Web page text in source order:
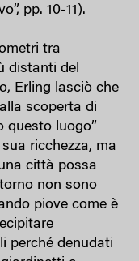
pp. 10-11).
tra
distanti del
Erling lasciò che
scoperta di
questo luogo”
ricchezza, ma
città possa
non sono
piove come è
perché denudati